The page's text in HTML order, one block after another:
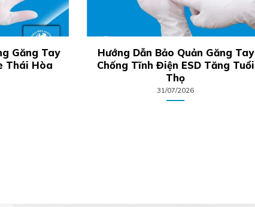
Găng Tay
Thái Hòa
Hướng Dẫn Bảo Quản Găng Tay
Chống Tĩnh Điện ESD Tăng Tuổi
Thọ
31/07/2026